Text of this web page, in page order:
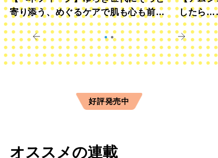
寄り添う、めぐるケアで肌も心も前向
きに
したら
すか？
好評発売中
オススメの連載